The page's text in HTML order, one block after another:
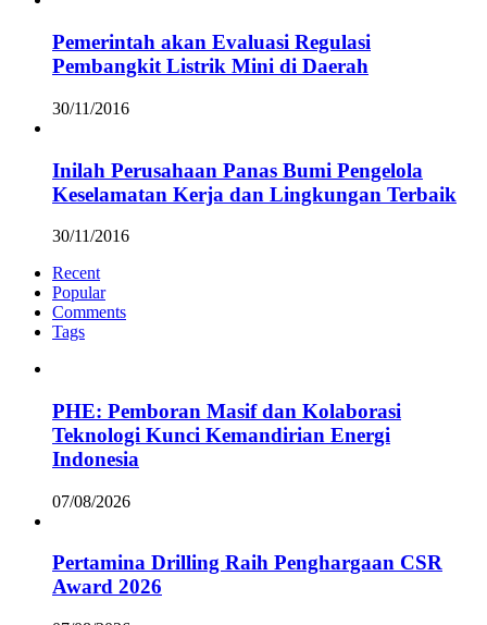
Pemerintah akan Evaluasi Regulasi
Pembangkit Listrik Mini di Daerah
30/11/2016
Inilah Perusahaan Panas Bumi Pengelola
Keselamatan Kerja dan Lingkungan Terbaik
30/11/2016
Recent
Popular
Comments
Tags
PHE: Pemboran Masif dan Kolaborasi
Teknologi Kunci Kemandirian Energi
Indonesia
07/08/2026
Pertamina Drilling Raih Penghargaan CSR
Award 2026